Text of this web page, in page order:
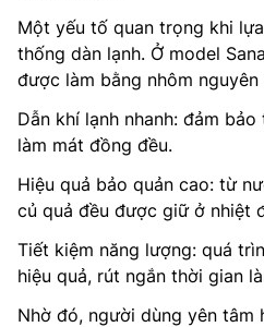
Một yếu tố quan trọng khi
thống dàn lạnh. Ở model
được làm bằng nhôm
Dẫn khí lạnh nhanh: đảm
làm mát đồng đều.
Hiệu quả bảo quản cao: từ
củ quả đều được giữ ở nhiệt
Tiết kiệm năng lượng: quá
hiệu quả, rút ngắn thời gian
Nhờ đó, người dùng yên tâm